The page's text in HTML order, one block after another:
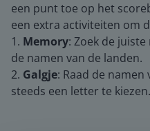
een punt toe op het
een extra activiteiten om
1. Memory: Zoek de
de namen van de landen.
2. Galgje: Raad de
steeds een letter te kiezen.